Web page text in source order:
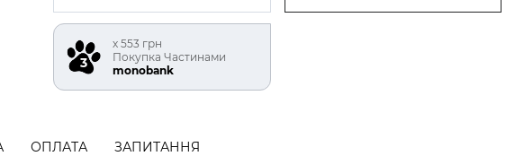
х 553 грн
Покупка Частинами
monobank
ОПЛАТА ЗАПИТАННЯ